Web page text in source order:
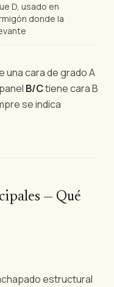
D, usado en
donde la
una cara de grado A
B/Ctiene cara B
se indica
— Qué
estructural